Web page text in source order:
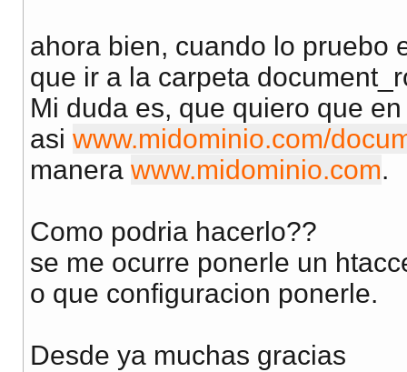
ahora bien, cuando lo pruebo
que ir a la carpeta
Mi duda es, que quiero que
asi www.midominio.com/
manera www.midominio.com.
Como podria hacerlo??
se me ocurre ponerle un
o que configuracion ponerle.
Desde ya muchas gracias